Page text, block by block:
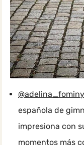
española de
impresiona con
momentos más